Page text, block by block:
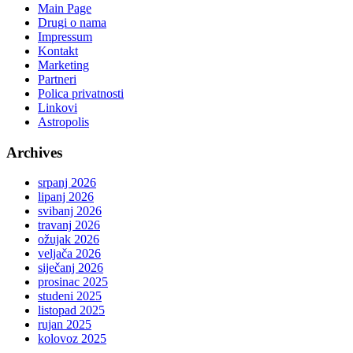
Main Page
Drugi o nama
Impressum
Kontakt
Marketing
Partneri
Polica privatnosti
Linkovi
Astropolis
Archives
srpanj 2026
lipanj 2026
svibanj 2026
travanj 2026
ožujak 2026
veljača 2026
siječanj 2026
prosinac 2025
studeni 2025
listopad 2025
rujan 2025
kolovoz 2025